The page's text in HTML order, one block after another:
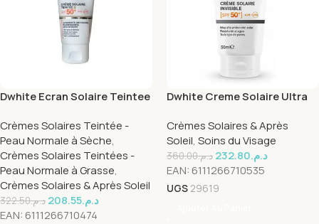
Dwhite Ecran Solaire Teintee
Crèmes Solaires Teintée -
Peau Normale à Sèche,
Crèmes Solaires Teintées -
Peau Normale à Grasse,
Crèmes Solaires & Après Soleil
د.م.322.50 د.م.208.55
EAN: 6111266710474
Dwhite Creme Solaire Ultra
40ml
Crèmes Solaires & Après
Soleil, Soins du Visage
د.م.360.00 د.م.232.80
EAN: 6111266710535
UGS 29619